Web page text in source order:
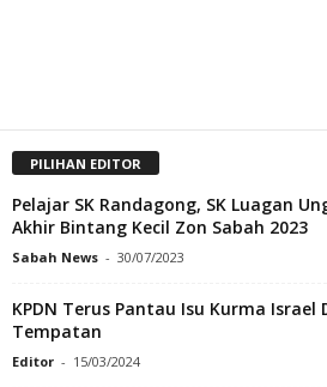
PILIHAN EDITOR
Pelajar SK Randagong, SK Luagan
Akhir Bintang Kecil Zon Sabah 2023
Sabah News - 30/07/2023
KPDN Terus Pantau Isu Kurma Israel
Tempatan
Editor - 15/03/2024